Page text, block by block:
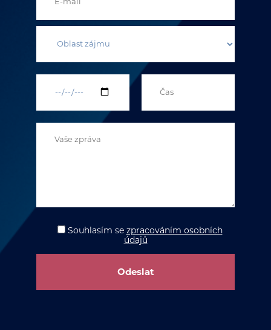
Souhlasím se zpracováním osobních
údajů